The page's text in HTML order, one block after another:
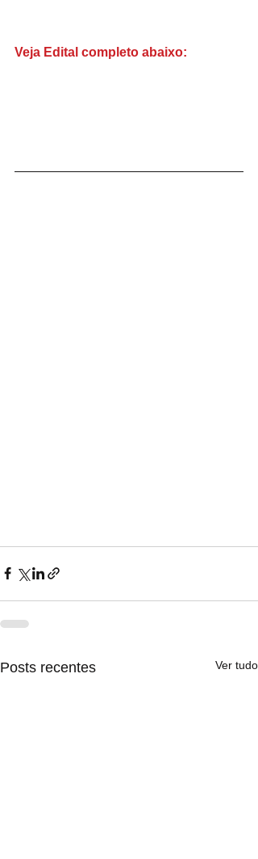
Veja Edital completo abaixo:
Posts recentes Ver tudo